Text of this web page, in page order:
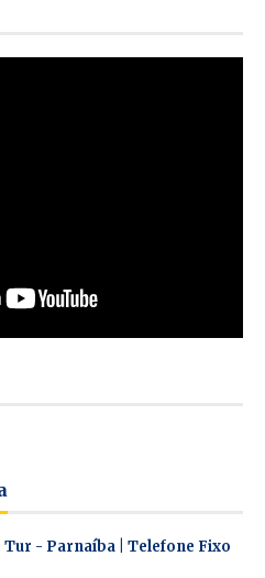
Tur - Parnaíba | Telefone Fixo